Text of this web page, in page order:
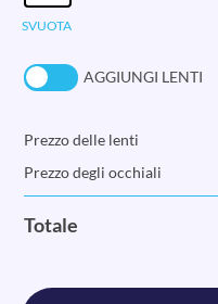
SVUOTA
AGGIUNGI LENTI
Prezzo delle lenti
Prezzo degli occhiali
Totale